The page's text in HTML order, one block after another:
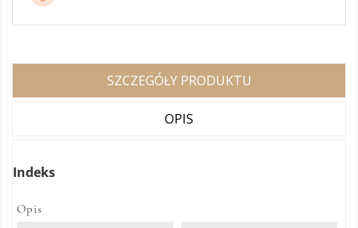
SZCZEGÓŁY PRODUKTU
OPIS
Indeks
Opis